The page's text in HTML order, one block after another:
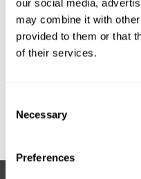
our social media,
may combine it with
provided to them or that
of their services.
Selection
Necessary
Preferences
Zapytaj o cenę
MS3504181C,
4525074121,